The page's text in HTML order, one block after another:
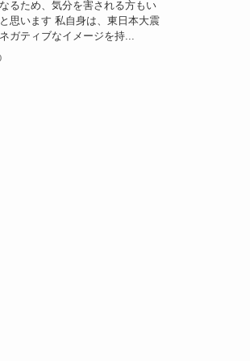
るため、気分を害される方もい
思います 私自身は、東日本大震
ガティブなイメージを持...